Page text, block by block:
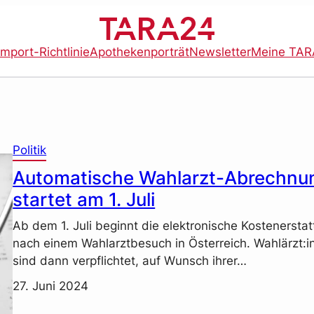
RichtlinieApothekenporträtNewsletterMeine
Politik
Automatische Wahlarzt-
startet am 1. Juli
Ab dem 1. Juli beginnt die elektronische
nach einem Wahlarztbesuch in Österreich.
sind dann verpflichtet, auf Wunsch ihrer…
27. Juni 2024